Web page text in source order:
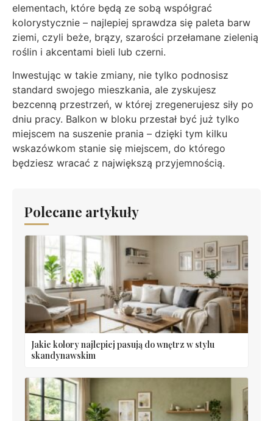
elementach, które będą ze sobą współgrać
kolorystycznie – najlepiej sprawdza się paleta barw
ziemi, czyli beże, brązy, szarości przełamane zielenią
roślin i akcentami bieli lub czerni.
Inwestując w takie zmiany, nie tylko podnosisz
standard swojego mieszkania, ale zyskujesz
bezcenną przestrzeń, w której zregenerujesz siły po
dniu pracy. Balkon w bloku przestał być już tylko
miejscem na suszenie prania – dzięki tym kilku
wskazówkom stanie się miejscem, do którego
będziesz wracać z największą przyjemnością.
Polecane artykuły
Jakie kolory najlepiej pasują do wnętrz w stylu
skandynawskim